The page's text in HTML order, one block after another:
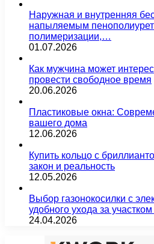
Наружная и внутренняя
напыляемым
полимеризации,…
01.07.2026
Как мужчина может
провести свободное время
20.06.2026
Пластиковые окна:
вашего дома
12.06.2026
Купить кольцо с
закон и реальность
12.05.2026
Выбор газонокосилки с
удобного ухода за
24.04.2026